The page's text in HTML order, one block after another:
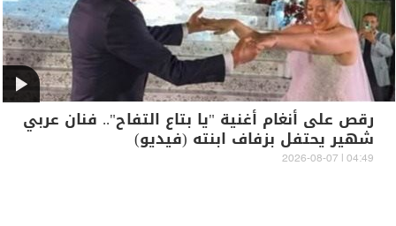
رقص على أنغام أغنية "يا بتاع التفاح".. فنان عربي
شهير يحتفل بزفاف ابنته (فيديو)
04:49 | 2026-08-07